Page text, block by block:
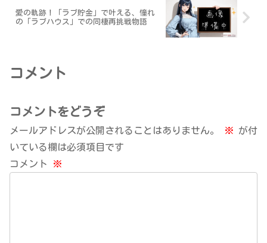
愛の軌跡！「ラブ貯金」で叶える、憧れ
の「ラブハウス」での同棲再挑戦物語
コメント
コメントをどうぞ
メールアドレスが公開されることはありません。 ※ が付
いている欄は必須項目です
コメント
※